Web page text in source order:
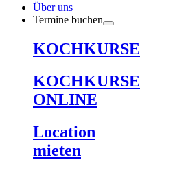
Über uns
Termine buchen
KOCHKURSE
KOCHKURSE
ONLINE
Location
mieten